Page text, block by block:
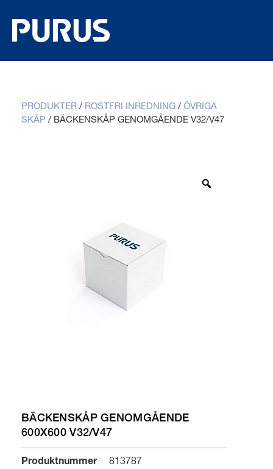
PRODUKTER / ROSTFRI INREDNING / ÖVRIGA
SKÅP / BÄCKENSKÅP GENOMGÅENDE V32/V47
BÄCKENSKÅP GENOMGÅENDE
600X600 V32/V47
Produktnummer 813787